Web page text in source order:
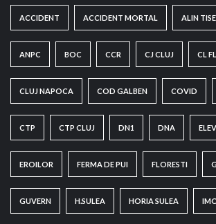
ACCIDENT ACCIDENT MORTAL ALIN TISE
ANPC BOC CCR CJ CLUJ CL
CLUJ NAPOCA COD GALBEN COVID
CTP CTP CLUJ DN1 DNA
EROILOR FERMA DE PUI FLORESTI
GUVERN H.SULEA HORIA SULEA